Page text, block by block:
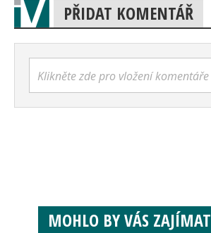
PŘIDAT KOMENTÁŘ
Klikněte zde pro vložení komentáře
MOHLO BY VÁS ZAJÍMAT